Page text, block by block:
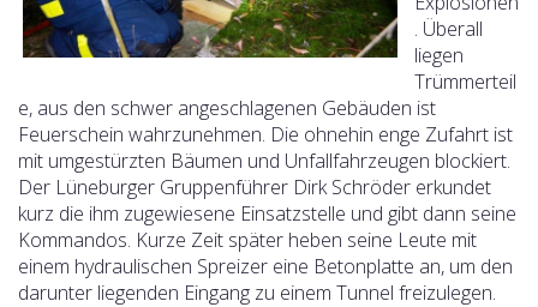
. Überall
liegen
Trümmerteil
e, aus den schwer angeschlagenen Gebäuden ist
Feuerschein wahrzunehmen. Die ohnehin enge Zufahrt ist
mit umgestürzten Bäumen und Unfallfahrzeugen blockiert.
Der Lüneburger Gruppenführer Dirk Schröder erkundet
kurz die ihm zugewiesene Einsatzstelle und gibt dann seine
Kommandos. Kurze Zeit später heben seine Leute mit
einem hydraulischen Spreizer eine Betonplatte an, um den
darunter liegenden Eingang zu einem Tunnel freizulegen.